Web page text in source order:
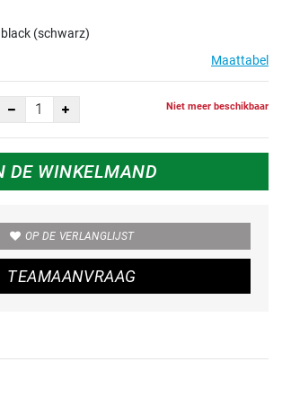
(schwarz)
Maattabel
Niet meer beschikbaar
DE WINKELMAND
OP DE VERLANGLIJST
TEAMAANVRAAG